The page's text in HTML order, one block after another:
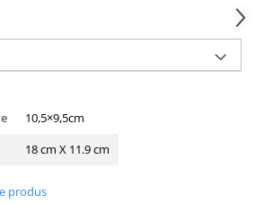
10,5×9,5cm
18 cm X 11.9 cm
produs